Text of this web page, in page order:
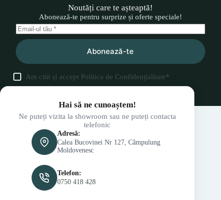
Noutăți care te așteaptă!
Abonează-te pentru surprize și oferte speciale!
Abonează-te
Am citit și accept Politica de Confidențialitate*
Hai să ne cunoaștem!
Ne puteți vizita la showroom sau ne puteți contacta
telefonic
Adresă:
Calea Bucovinei Nr 127, Câmpulung
Moldovenesc
Telefon:
0750 418 428